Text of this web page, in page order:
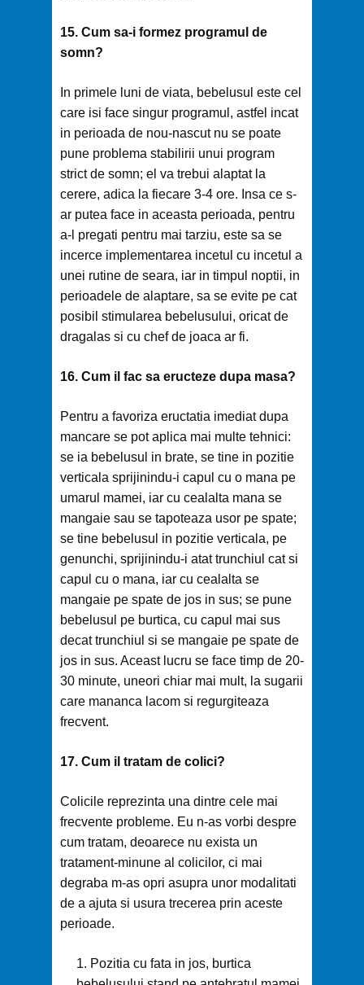
15. Cum sa-i formez programul de
somn?
In primele luni de viata, bebelusul este cel
care isi face singur programul, astfel incat
in perioada de nou-nascut nu se poate
pune problema stabilirii unui program
strict de somn; el va trebui alaptat la
cerere, adica la fiecare 3-4 ore. Insa ce s-
ar putea face in aceasta perioada, pentru
a-l pregati pentru mai tarziu, este sa se
incerce implementarea incetul cu incetul a
unei rutine de seara, iar in timpul noptii, in
perioadele de alaptare, sa se evite pe cat
posibil stimularea bebelusului, oricat de
dragalas si cu chef de joaca ar fi.
16. Cum il fac sa eructeze dupa masa?
Pentru a favoriza eructatia imediat dupa
mancare se pot aplica mai multe tehnici:
se ia bebelusul in brate, se tine in pozitie
verticala sprijinindu-i capul cu o mana pe
umarul mamei, iar cu cealalta mana se
mangaie sau se tapoteaza usor pe spate;
se tine bebelusul in pozitie verticala, pe
genunchi, sprijinindu-i atat trunchiul cat si
capul cu o mana, iar cu cealalta se
mangaie pe spate de jos in sus; se pune
bebelusul pe burtica, cu capul mai sus
decat trunchiul si se mangaie pe spate de
jos in sus. Aceast lucru se face timp de 20-
30 minute, uneori chiar mai mult, la sugarii
care mananca lacom si regurgiteaza
frecvent.
17. Cum il tratam de colici?
Colicile reprezinta una dintre cele mai
frecvente probleme. Eu n-as vorbi despre
cum tratam, deoarece nu exista un
tratament-minune al colicilor, ci mai
degraba m-as opri asupra unor modalitati
de a ajuta si usura trecerea prin aceste
perioade.
Pozitia cu fata in jos, burtica